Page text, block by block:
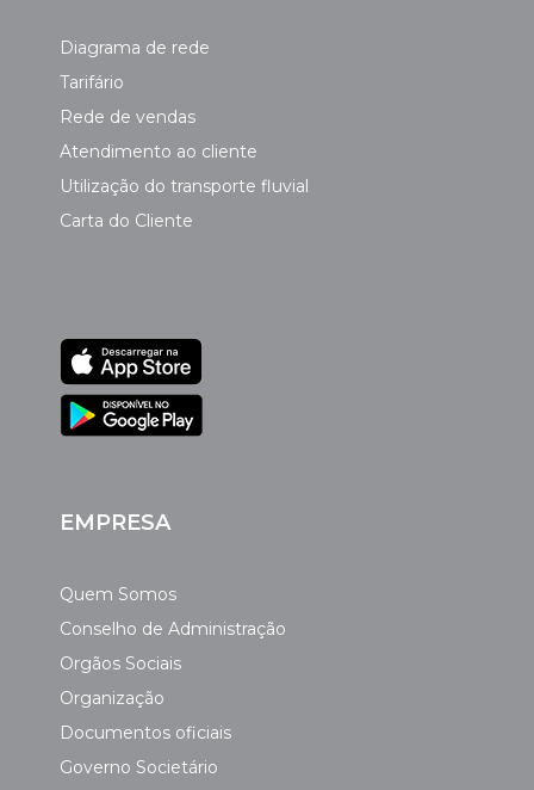
Diagrama de rede
Tarifário
Rede de vendas
Atendimento ao cliente
Utilização do transporte fluvial
Carta do Cliente
EMPRESA
Quem Somos
Conselho de Administração
Orgãos Sociais
Organização
Documentos oficiais
Governo Societário